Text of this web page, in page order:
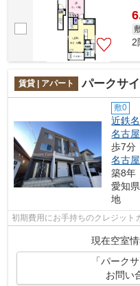
2
賃貸 | アパート パークサ
敷0
近鉄
名古
歩7分
名古
築8年
愛知県
地
初期費用にお手持ちのクレジット
現在空室情
「パーク
お問い